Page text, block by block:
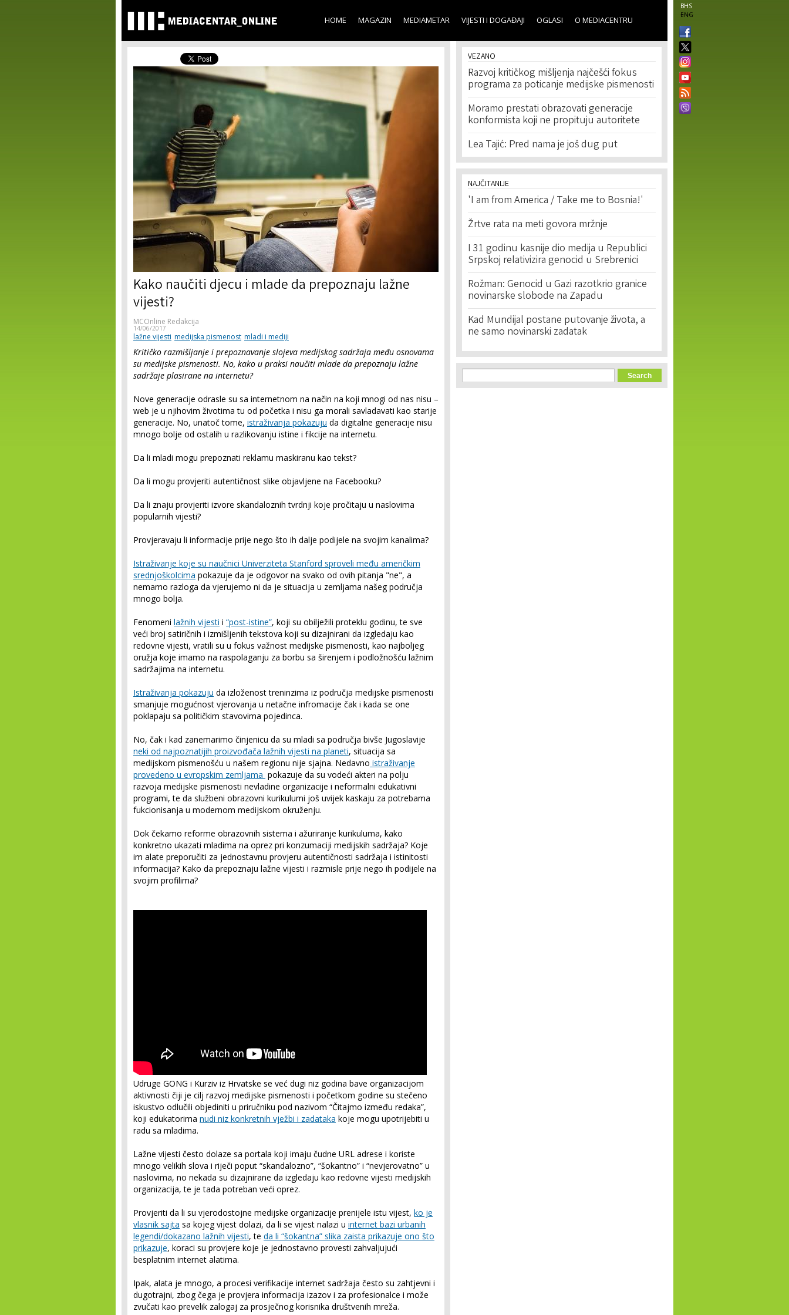
main
content
BHS
ENG
HOME MAGAZIN MEDIAMETAR VIJESTI I DOGAĐAJI OGLASI O MEDIACENTRU
Kako naučiti djecu i mlade da prepoznaju lažne
vijesti?
MCOnline Redakcija
14/06/2017
lažne vijesti medijska pismenost mladi i mediji
Kritičko razmišljanje i prepoznavanje slojeva medijskog sadržaja među osnovama
su medijske pismenosti. No, kako u praksi naučiti mlade da prepoznaju lažne
sadržaje plasirane na internetu?
Nove generacije odrasle su sa internetnom na način na koji mnogi od nas nisu –
web je u njihovim životima tu od početka i nisu ga morali savladavati kao starije
generacije. No, unatoč tome, istraživanja pokazuju da digitalne generacije nisu
mnogo bolje od ostalih u razlikovanju istine i fikcije na internetu.
Da li mladi mogu prepoznati reklamu maskiranu kao tekst?
Da li mogu provjeriti autentičnost slike objavljene na Facebooku?
Da li znaju provjeriti izvore skandaloznih tvrdnji koje pročitaju u naslovima
popularnih vijesti?
Provjeravaju li informacije prije nego što ih dalje podijele na svojim kanalima?
Istraživanje koje su naučnici Univerziteta Stanford sproveli među američkim
srednjoškolcima pokazuje da je odgovor na svako od ovih pitanja "ne", a
nemamo razloga da vjerujemo ni da je situacija u zemljama našeg područja
mnogo bolja.
Fenomeni lažnih vijesti i “post-istine”, koji su obilježili proteklu godinu, te sve
veći broj satiričnih i izmišljenih tekstova koji su dizajnirani da izgledaju kao
redovne vijesti, vratili su u fokus važnost medijske pismenosti, kao najboljeg
oružja koje imamo na raspolaganju za borbu sa širenjem i podložnošću lažnim
sadržajima na internetu.
Istraživanja pokazuju da izloženost treninzima iz područja medijske pismenosti
smanjuje mogućnost vjerovanja u netačne infromacije čak i kada se one
poklapaju sa političkim stavovima pojedinca.
No, čak i kad zanemarimo činjenicu da su mladi sa područja bivše Jugoslavije
neki od najpoznatijih proizvođača lažnih vijesti na planeti, situacija sa
medijskom pismenošću u našem regionu nije sjajna. Nedavno istraživanje
provedeno u evropskim zemljama pokazuje da su vodeći akteri na polju
razvoja medijske pismenosti nevladine organizacije i neformalni edukativni
programi, te da službeni obrazovni kurikulumi još uvijek kaskaju za potrebama
fukcionisanja u modernom medijskom okruženju.
Dok čekamo reforme obrazovnih sistema i ažuriranje kurikuluma, kako
konkretno ukazati mladima na oprez pri konzumaciji medijskih sadržaja? Koje
im alate preporučiti za jednostavnu provjeru autentičnosti sadržaja i istinitosti
informacija? Kako da prepoznaju lažne vijesti i razmisle prije nego ih podijele na
svojim profilima?
Udruge GONG i Kurziv iz Hrvatske se već dugi niz godina bave organizacijom
aktivnosti čiji je cilj razvoj medijske pismenosti i početkom godine su stečeno
iskustvo odlučili objediniti u priručniku pod nazivom “Čitajmo između redaka”,
koji edukatorima nudi niz konkretnih vježbi i zadataka koje mogu upotrijebiti u
radu sa mladima.
Lažne vijesti često dolaze sa portala koji imaju čudne URL adrese i koriste
mnogo velikih slova i riječi poput “skandalozno”, “šokantno” i “nevjerovatno” u
naslovima, no nekada su dizajnirane da izgledaju kao redovne vijesti medijskih
organizacija, te je tada potreban veći oprez.
Provjeriti da li su vjerodostojne medijske organizacije prenijele istu vijest, ko je
vlasnik sajta sa kojeg vijest dolazi, da li se vijest nalazi u internet bazi urbanih
legendi/dokazano lažnih vijesti, te da li “šokantna” slika zaista prikazuje ono što
prikazuje, koraci su provjere koje je jednostavno provesti zahvaljujući
besplatnim internet alatima.
Ipak, alata je mnogo, a procesi verifikacije internet sadržaja često su zahtjevni i
dugotrajni, zbog čega je provjera informacija izazov i za profesionalce i može
zvučati kao prevelik zalogaj za prosječnog korisnika društvenih mreža.
VEZANO
Razvoj kritičkog mišljenja najčešći fokus
programa za poticanje medijske pismenosti
Moramo prestati obrazovati generacije
konformista koji ne propituju autoritete
Lea Tajić: Pred nama je još dug put
NAJČITANIJE
'I am from America / Take me to Bosnia!'
Žrtve rata na meti govora mržnje
I 31 godinu kasnije dio medija u Republici
Srpskoj relativizira genocid u Srebrenici
Rožman: Genocid u Gazi razotkrio granice
novinarske slobode na Zapadu
Kad Mundijal postane putovanje života, a
ne samo novinarski zadatak
Search form
Search